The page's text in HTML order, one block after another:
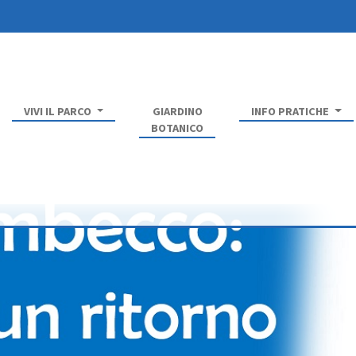
VIVI IL PARCO
GIARDINO
BOTANICO
INFO PRATICHE